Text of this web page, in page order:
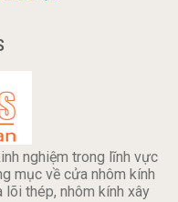
nghiệm trong lĩnh vực
mục về cửa nhôm kính
thép, nhôm kính xây